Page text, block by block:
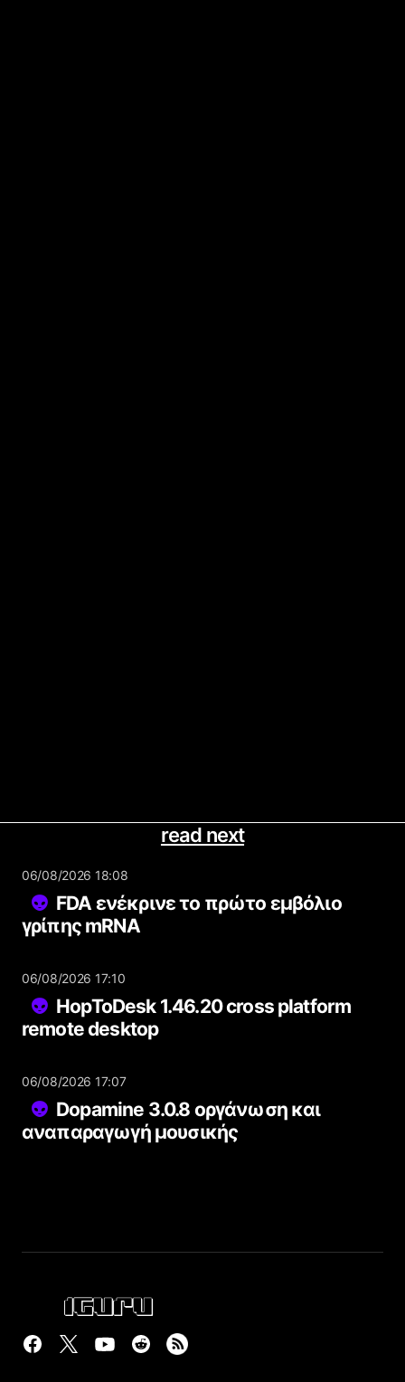
read next
06/08/2026 18:08
FDA ενέκρινε το πρώτο εμβόλιο
γρίπης mRNA
06/08/2026 17:10
HopToDesk 1.46.20 cross platform
remote desktop
06/08/2026 17:07
Dopamine 3.0.8 οργάνωση και
αναπαραγωγή μουσικής